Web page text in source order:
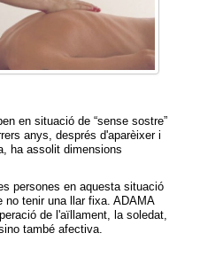
en situació de “sense sostre”
anys, després d'aparèixer i
ha assolit dimensions
persones en aquesta situació
tenir una llar fixa. ADAMA
de l'aïllament, la soledat,
també afectiva.